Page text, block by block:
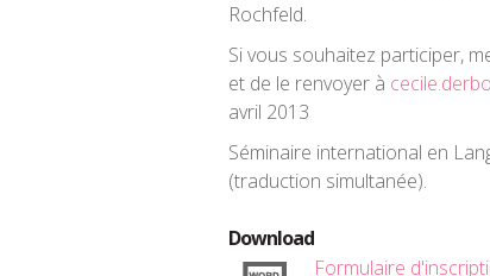
Rochfeld.
Si vous souhaitez participer,
et de le renvoyer à
avril 2013
Séminaire international en
(traduction simultanée).
Download
Formulaire